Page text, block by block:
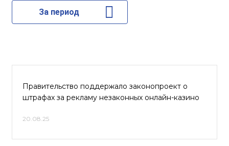
За период
Правительство поддержало законопроект о
штрафах за рекламу незаконных онлайн-казино
20.08.25